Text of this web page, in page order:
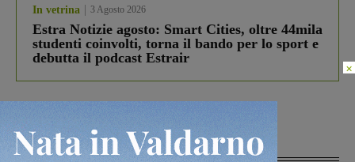
In vetrina 3 Agosto 2026
Estra Notizie agosto: Smart Cities, oltre 44mila
studenti coinvolti, torna il bando per lo sport e
debutta il podcast Estrair
Più lette
×